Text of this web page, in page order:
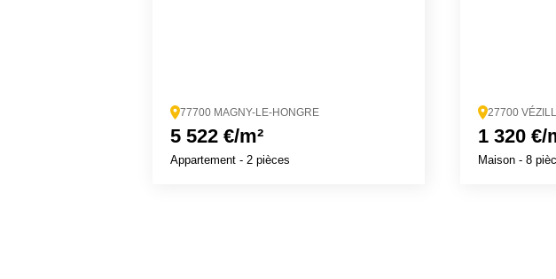
77700 MAGNY-LE-HONGRE
5 522 €/m²
Appartement - 2 pièces
27700
1 320 €/
Maison- 8